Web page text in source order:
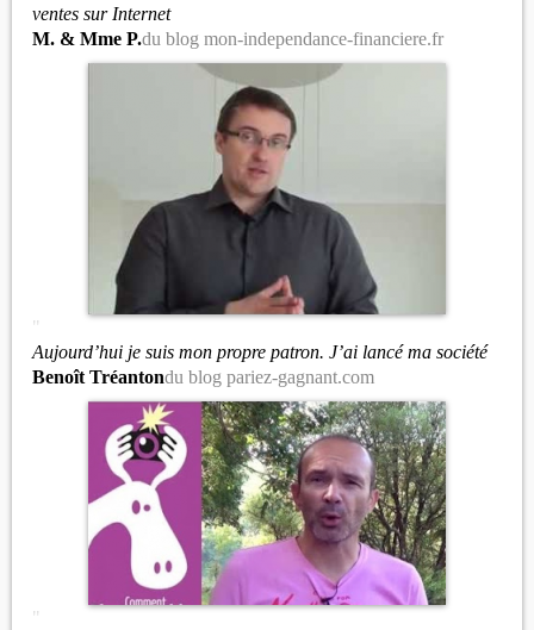
ventes sur Internet
M. & Mme P.du blog mon-independance-financiere.fr
"
Aujourd’hui je suis mon propre patron. J’ai lancé ma société
Benoît Tréantondu blog pariez-gagnant.com
"